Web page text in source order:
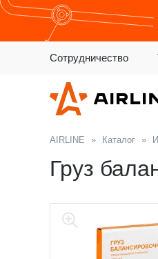
Сотрудничество
AIRLINE » Каталог »
Груз